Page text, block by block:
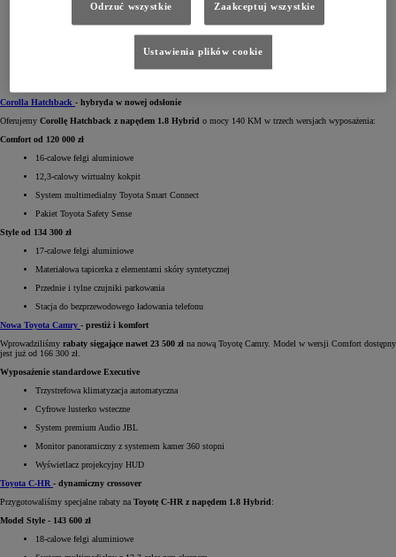
17-calowe felgi aluminiowe
Światła przeciwmgielne
Corolla Hatchback - hybryda w nowej odsłonie
Oferujemy Corollę Hatchback z napędem 1.8 Hybrid o mocy 140 KM w trzech wersjach wyposażenia:
Comfort od 120 000 zł
16-calowe felgi aluminiowe
12,3-calowy wirtualny kokpit
System multimedialny Toyota Smart Connect
Pakiet Toyota Safety Sense
Style od 134 300 zł
17-calowe felgi aluminiowe
Materiałowa tapicerka z elementami skóry syntetycznej
Przednie i tylne czujniki parkowania
Stacja do bezprzewodowego ładowania telefonu
Nowa Toyota Camry - prestiż i komfort
Wprowadziliśmy rabaty sięgające nawet 23 500 zł na nową Toyotę Camry. Model w wersji Comfort dostępny
jest już od 166 300 zł.
Wyposażenie standardowe Executive
Trzystrefowa klimatyzacja automatyczna
Cyfrowe lusterko wsteczne
System premium Audio JBL
Monitor panoramiczny z systemem kamer 360 stopni
Wyświetlacz projekcyjny HUD
Toyota C-HR - dynamiczny crossover
Przygotowaliśmy specjalne rabaty na Toyotę C-HR z napędem 1.8 Hybrid:
Model Style - 143 600 zł
18-calowe felgi aluminiowe
Odrzuć wszystkie Zaakceptuj wszystkie
Ustawienia plików cookie